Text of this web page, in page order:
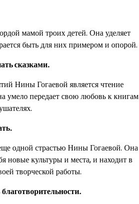
мамой троих детей. Она уделяет
быть для них примером и опорой.
сказками.
Нины Гогаевой является чтение
умело передает свою любовь к книгам
одной страстью Нины Гогаевой. Она
новые культуры и места, и находит в
творческой работы.